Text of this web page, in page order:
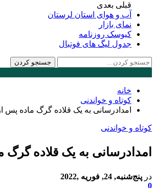
قبلی بعدی
آب و هوای استان لرستان
نمای بازار
کیوسک روزنامه
جدول لیگ های فوتبال
خانه
کوتاه و خواندنی
امدادرسانی به یک قلاده گرگ ماده
کوتاه و خواندنی
امدادرسانی به یک قلاده
در پنج‌شنبه, 24, فوریه ,2022
0